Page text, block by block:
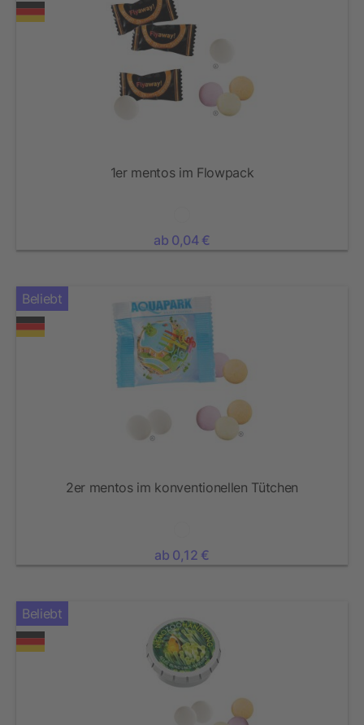
1er mentos im Flowpack
ab 0,04 €
Beliebt
2er mentos im konventionellen Tütchen
ab 0,12 €
Beliebt